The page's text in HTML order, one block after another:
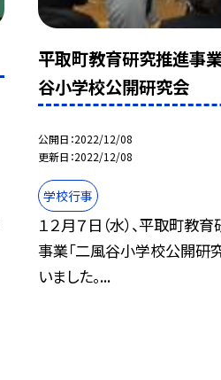
平取町教育研究推進事
谷小学校公開研究会
公開日 2022/12/08
更新日 2022/12/08
学校行事
１２月７日（水）、平取町教
事業「二風谷小学校公開研
いました。...